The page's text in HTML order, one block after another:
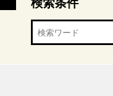
検索条件